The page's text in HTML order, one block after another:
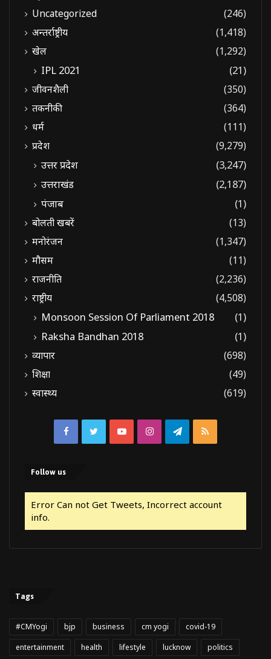
Uncategorized
(246)
अन्तर्राष्ट्रीय
(1,418)
खेल
(1,292)
IPL 2021 (21)
जीवनशैली
(350)
तकनीकी
(364)
धर्म
(111)
प्रदेश
(9,279)
उत्तर प्रदेश
(3,247)
उत्तराखंड
(2,187)
पंजाब
(1)
बोलती खबरें
(13)
मनोरंजन
(1,347)
मौसम
(11)
राजनीति
(2,236)
राष्ट्रीय
(4,508)
Monsoon Session Of Parliament 2018
(1)
Raksha Bandhan 2018
(1)
व्यापार
(698)
शिक्षा
(49)
स्वास्थ्य
(619)
FacebookTwitterYouTubeInstagramTelegram
RSS
Follow us
Error Can not Get Tweets, Incorrect account
info.
Tags
#CMYogi bjp business cm yogi
covid-19
entertainment
health lifestyle lucknow politics